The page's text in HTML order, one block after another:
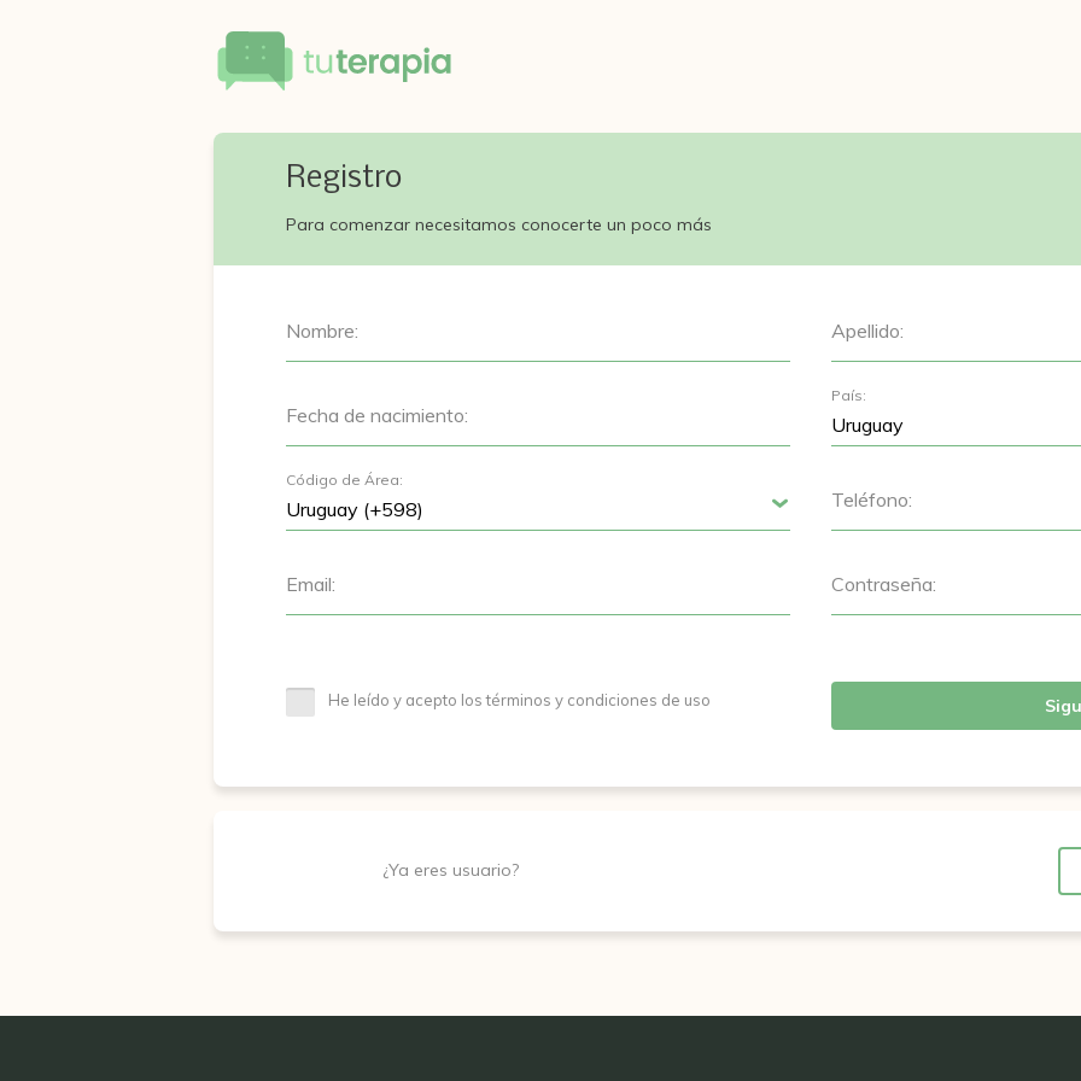
Registro
Para comenzar necesitamos conocerte un poco más
Nombre: Apellido:
Fecha de nacimiento:
País:
Código de Área:
Teléfono:
Email: Contraseña:
He leído y acepto los términos y condiciones de uso
¿Ya eres usuario?